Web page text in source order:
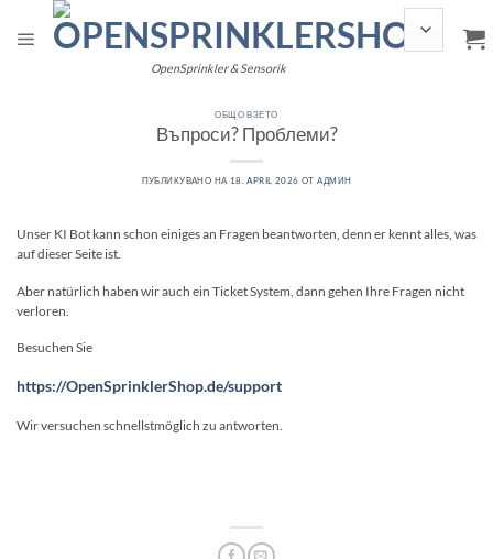
Прескочи
съдържанието
OpenSprinkler & Sensorik
ОБЩО ВЗЕТО
Въпроси? Проблеми?
ПУБЛИКУВАНО НА 18. APRIL 2026 ОТАДМИН
Unser KI Bot kann schon einiges an Fragen beantworten, denn er kennt alles, was
auf dieser Seite ist.
Aber natürlich haben wir auch ein Ticket System, dann gehen Ihre Fragen nicht
verloren.
Besuchen Sie
https://OpenSprinklerShop.de/support
Wir versuchen schnellstmöglich zu antworten.